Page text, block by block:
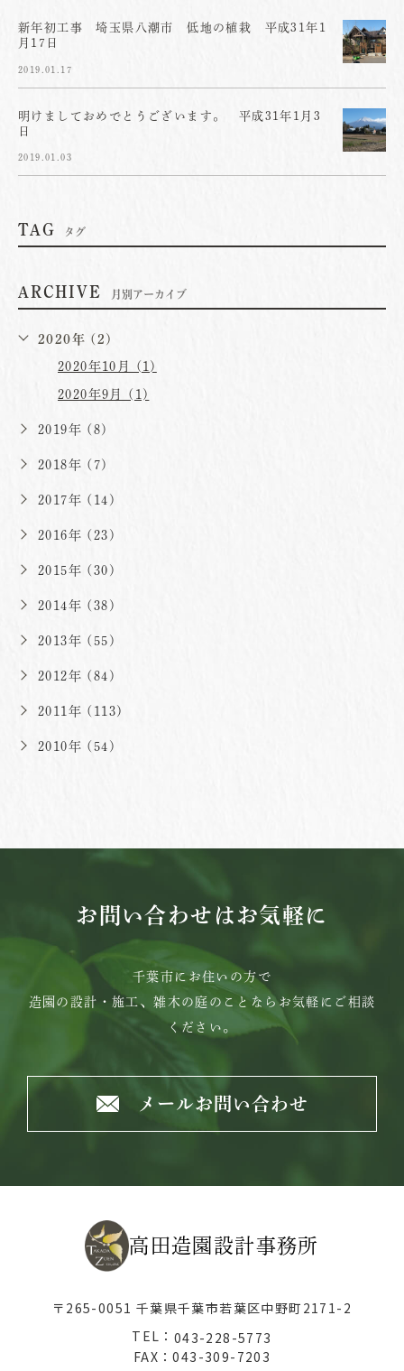
新年初工事 埼玉県八潮市 低地の植栽 平成31年1
月17日
2019.01.17
明けましておめでとうございます。 平成31年1月3
日
2019.01.03
TAG タグ
ARCHIVE 月別アーカイブ
2020年 (2)
2020年10月 (1)
2020年9月 (1)
2019年 (8)
2018年 (7)
2017年 (14)
2016年 (23)
2015年 (30)
2014年 (38)
2013年 (55)
2012年 (84)
2011年 (113)
2010年 (54)
お問い合わせはお気軽に
千葉市にお住いの方で
造園の設計・施工、雑木の庭のことならお気軽にご相談
ください。
メールお問い合わせ
高田造園設計事務所
〒265-0051 千葉県千葉市若葉区中野町2171-2
TEL： 043-228-5773
FAX：043-309-7203